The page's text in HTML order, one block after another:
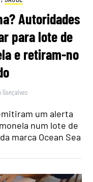
Autoridades
para lote de
e retiram-no
Gonçalves
um alerta
num lote de
marca Ocean Sea